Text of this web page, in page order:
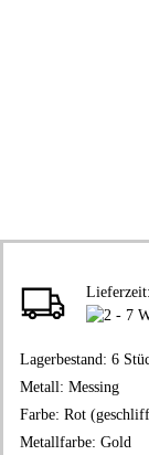
Lieferzeit:
Lagerbestand: 6
Metall: Messing
Farbe: Rot
Metallfarbe: Gold